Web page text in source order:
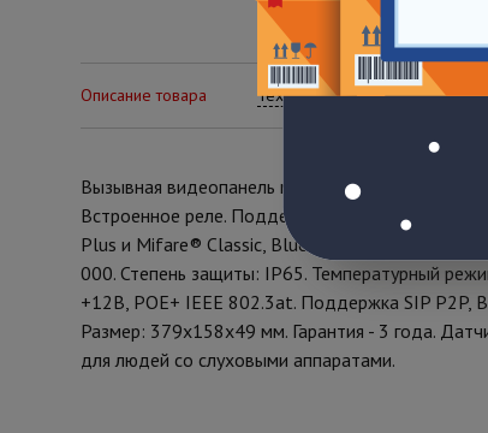
Описание товара Технические характеристики
Вызывная видеопанель многоабонентская.
Встроенное реле. Поддержка технологии
Plus и Mifare® Classic, Bluetooth, NFC. 3D
000. Степень защиты: IP65. Температурный
+12В, POE+ IEEE 802.3at. Поддержка SIP P2P,
Размер: 379х158х49 мм. Гарантия - 3 года.
для людей со слуховыми аппаратами.